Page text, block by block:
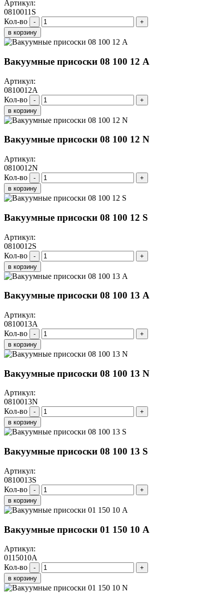
Артикул:
0810011S
Кол-во
-
+
в корзину
Вакуумные присоски 08 100 12 A
Артикул:
0810012A
Кол-во
-
+
в корзину
Вакуумные присоски 08 100 12 N
Артикул:
0810012N
Кол-во
-
+
в корзину
Вакуумные присоски 08 100 12 S
Артикул:
0810012S
Кол-во
-
+
в корзину
Вакуумные присоски 08 100 13 A
Артикул:
0810013A
Кол-во
-
+
в корзину
Вакуумные присоски 08 100 13 N
Артикул:
0810013N
Кол-во
-
+
в корзину
Вакуумные присоски 08 100 13 S
Артикул:
0810013S
Кол-во
-
+
в корзину
Вакуумные присоски 01 150 10 A
Артикул:
0115010A
Кол-во
-
+
в корзину